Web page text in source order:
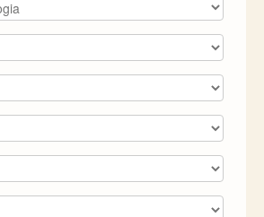
RUSTICI/CASALI